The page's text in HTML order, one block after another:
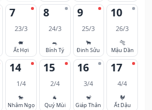
7
23/3
🐖
Ất Hợi
8
24/3
🐀
Bính Tý
9
25/3
🐂
Đinh Sửu
10
26/3
🐅
Mậu Dần
14
1/4
🐎
Nhâm Ngọ
15
2/4
🐐
Quý Mùi
16
3/4
🐒
Giáp Thân
17
4/4
🐓
Ất Dậu